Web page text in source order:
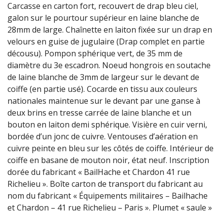
Carcasse en carton fort, recouvert de drap bleu ciel,
galon sur le pourtour supérieur en laine blanche de
28mm de large. Chaînette en laiton fixée sur un drap en
velours en guise de jugulaire (Drap complet en partie
décousu). Pompon sphérique vert, de 35 mm de
diamètre du 3e escadron. Noeud hongrois en soutache
de laine blanche de 3mm de largeur sur le devant de
coiffe (en partie usé). Cocarde en tissu aux couleurs
nationales maintenue sur le devant par une ganse à
deux brins en tresse carrée de laine blanche et un
bouton en laiton demi sphérique. Visière en cuir verni,
bordée d’un jonc de cuivre. Ventouses d’aération en
cuivre peinte en bleu sur les côtés de coiffe. Intérieur de
coiffe en basane de mouton noir, état neuf. Inscription
dorée du fabricant « BailHache et Chardon 41 rue
Richelieu ». Boîte carton de transport du fabricant au
nom du fabricant « Équipements militaires – Bailhache
et Chardon – 41 rue Richelieu – Paris ». Plumet « saule »